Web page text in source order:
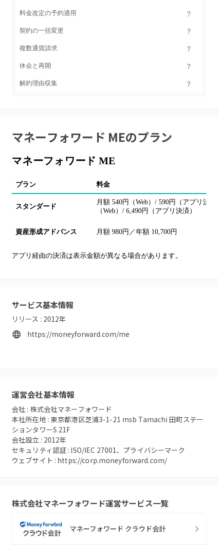
料金改定の予約適用
契約の一括変更
複数通貨請求
休会と再開
解約理由収集
マネーフォワード MEのプラン
マネーフォワード ME
プラン 料金
スタンダード
月額 540円（Web）/ 590円（アプリ決
（Web）/ 6,490円（アプリ決済）
資産形成アドバンス 月額 980円／年額 10,700円
アプリ経由の決済は表示金額が異なる場合があります。
サービス基本情報
リリース : 2012年
https://moneyforward.com/me
運営会社基本情報
会社 : 株式会社マネーフォワード
本社所在地 :東京都港区芝浦3-1-21 msb Tamachi 田町ステー
ションタワーS 21F
会社設立 : 2012年
セキュリティ認証 : ISO/IEC 27001、プライバシーマーク
ウェブサイト : https://corp.moneyforward.com/
株式会社マネーフォワード運営サービス一覧
マネーフォワード クラウド会計